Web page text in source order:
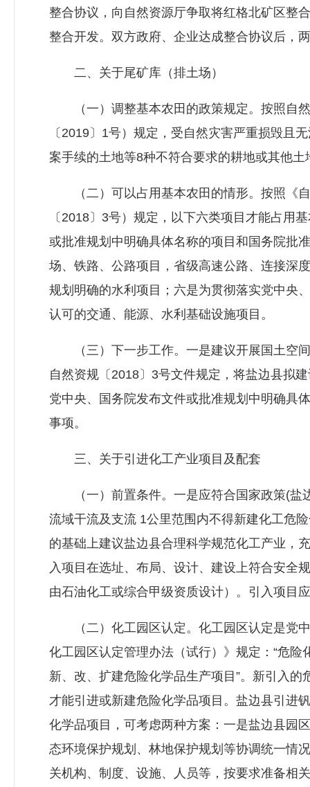
整合协议 ，向自然资源厅争取将红格北矿区整
整合开发。双方政府、企业达成整合协议 后，
二、关于尾矿库（排土场）
（一）调整基本农田的政策规定。按照自然
〔2019〕1号）规定，受自然灾害严重损毁且
案手续的土地等8种不符合要求的耕地或其他
（二）可以占用基本农田的情形。按照《自
〔2018〕3号）规定，以下六类项目才能占用
或批准规划中明确具体名称的项目和国务院批
场、铁路、公路项目，省级高速公路、连接深
规划明确的水利项目；六是为贯彻落实党中央
认可的交通、能源、水利基础设施项目。
（三）下一步工作。一是建议开展国土空间
自然资规〔2018〕3号文件规定，将盐边县拟
党中央、国务院发布文件或批准规划中明确具
事项。
三、关于引进化工产业项目及配套
（一）前置条件。一是应符合国家政策(盐
流域干流及支流 1公里范围内不得新建化工危
的基础上建议盐边县合理科学规范化工产业，
入项目在选址、布局、设计、建设上符合安全
由石油化工或综合甲级资质设计）。引入项目
（二）化工园区认定。化工园区认定是党中
化工园区认定管理办法（试行）》规定：“危
新、改、扩建危险化学品生产项目”。新引入
才能引进或新建危险化学品项目。盐边县引进
化学品项目，可考虑两种方案：一是盐边县园
态环境保护规划、林地保护规划等协调统一情
关机构、制度、设施、人员等，按要求准备相